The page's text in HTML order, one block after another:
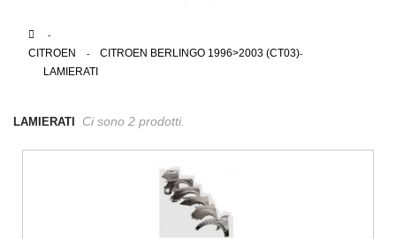
>
CITROEN
>
CITROEN BERLINGO 1996>2003 (CT03)
LAMIERATI
LAMIERATI Ci sono 2 prodotti.